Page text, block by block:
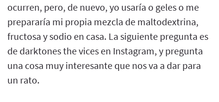
ocurren, pero, de nuevo, yo usaría o geles o me
prepararía mi propia mezcla de maltodextrina,
fructosa y sodio en casa. La siguiente pregunta es
de darktones the vices en Instagram, y pregunta
una cosa muy interesante que nos va a dar para
un rato.